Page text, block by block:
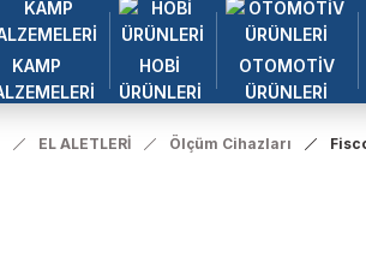
KAMP
HOBİ
ÜRÜNLERİ
OTOMOTİV
ÜRÜNLERİ
EL ALETLERİ Ölçüm Cihazları